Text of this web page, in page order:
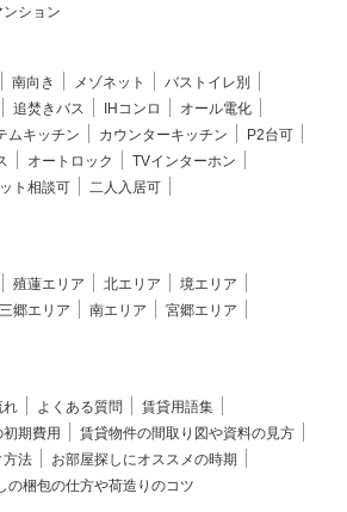
ション
南向き メゾネット
バストイレ別
追焚きバス IHコンロ
オール電化
ムキッチン カウンターキッチン
P2台可
オートロック
TVインターホン
ト相談可
二人入居可
殖蓮エリア 北エリア
境エリア
三郷エリア 南エリア
宮郷エリア
れ よくある質問
賃貸用語集
期費用
賃貸物件の間取り図や資料の見方
方法
お部屋探しにオススメの時期
の梱包の仕方や荷造りのコツ